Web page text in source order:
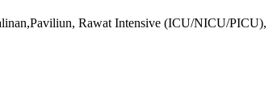
Rawat Intensive (ICU/NICU/PICU),